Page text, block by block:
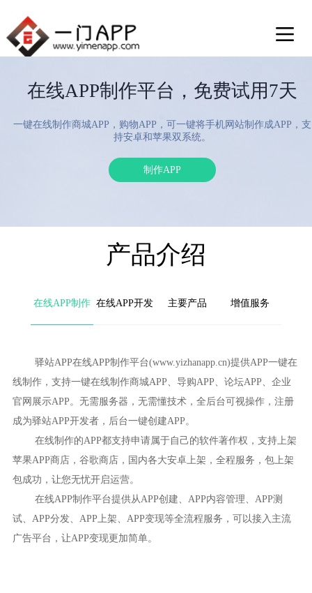
在线APP制作平台，免费试用7天
一键在线制作商城APP，购物APP，可一键将手机网站制作成APP，支
持安卓和苹果双系统。
制作APP
产品介绍
在线APP制作 在线APP开发 主要产品 增值服务
驿站APP在线APP制作平台(www.yizhanapp.cn)提供APP一键在
线制作，支持一键在线制作商城APP、导购APP、论坛APP、企业
官网展示APP。无需服务器，无需懂技术，全后台可视操作，注册
成为驿站APP开发者，后台一键创建APP。
在线制作的APP都支持申请属于自己的软件著作权，支持上架
苹果APP商店，谷歌商店，国内各大安卓上架，全程服务，包上架
包成功，让您无忧开启运营。
在线APP制作平台提供从APP创建、APP内容管理、APP测
试、APP分发、APP上架、APP变现等全流程服务，可以接入主流
广告平台，让APP变现更加简单。